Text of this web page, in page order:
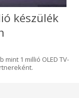
készülék
1 millió OLED TV-